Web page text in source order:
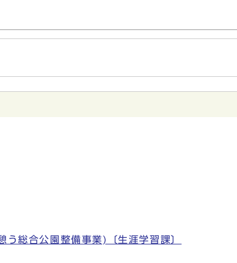
総合公園整備事業)〔生涯学習課〕